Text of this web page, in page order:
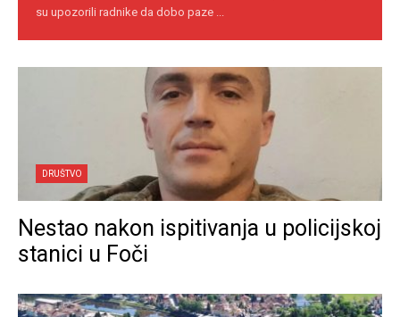
su upozorili radnike da dobo paze ...
DRUŠTVO
Nestao nakon ispitivanja u policijskoj
stanici u Foči